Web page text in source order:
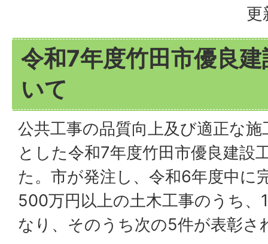
更
令和7年度竹田市優良
いて
公共工事の品質向上及び適正な
とした令和7年度竹田市優良建設
た。市が発注し、令和6年度中に
500万円以上の土木工事のうち、
なり、そのうち次の5件が表彰さ